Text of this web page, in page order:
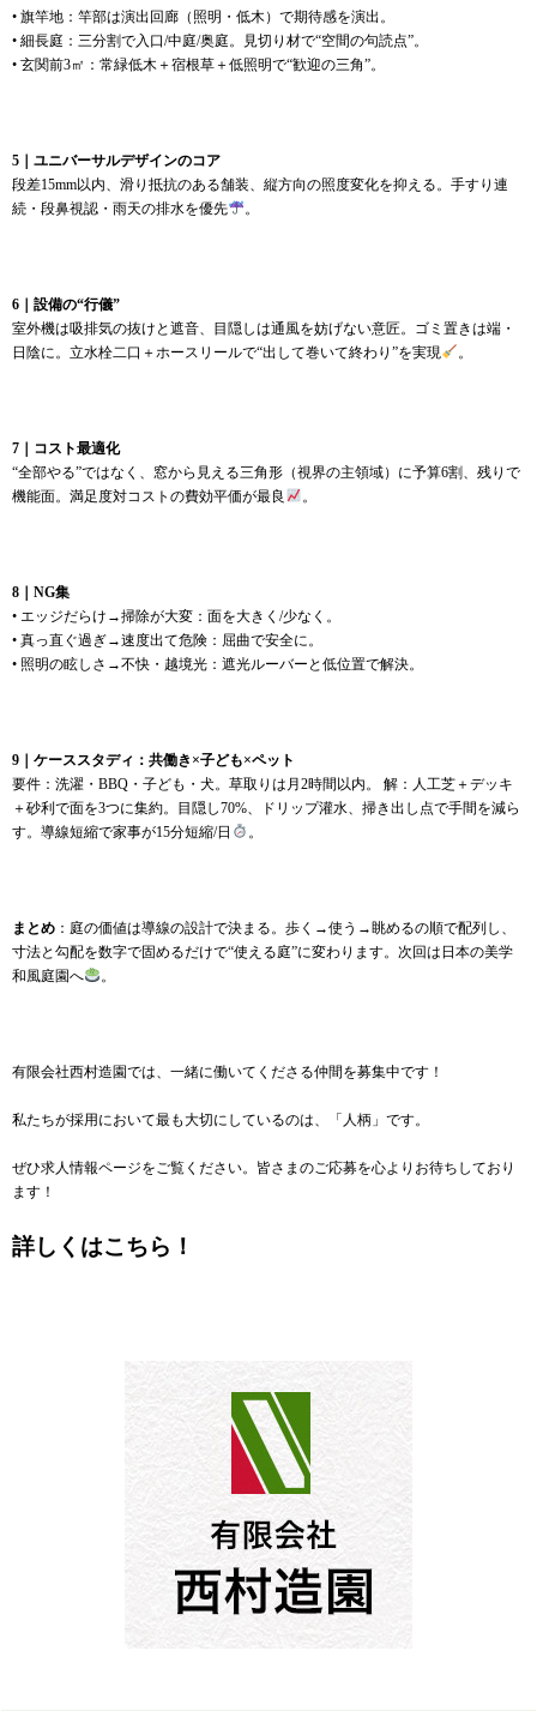
• 旗竿地：竿部は演出回廊（照明・低木）で期待感を演出。
• 細長庭：三分割で入口/中庭/奥庭。見切り材で“空間の句読点”。
• 玄関前3㎡：常緑低木＋宿根草＋低照明で“歓迎の三角”。
5｜ユニバーサルデザインのコア
段差15mm以内、滑り抵抗のある舗装、縦方向の照度変化を抑える。手すり連
続・段鼻視認・雨天の排水を優先
。
6｜設備の“行儀”
室外機は吸排気の抜けと遮音、目隠しは通風を妨げない意匠。ゴミ置きは端・
日陰に。立水栓二口＋ホースリールで“出して巻いて終わり”を実現
。
7｜コスト最適化
“全部やる”ではなく、窓から見える三角形（視界の主領域）に予算6割、残りで
機能面。満足度対コストの費効平価が最良
。
8｜NG集
• エッジだらけ→掃除が大変：面を大きく/少なく。
• 真っ直ぐ過ぎ→速度出て危険：屈曲で安全に。
• 照明の眩しさ→不快・越境光：遮光ルーバーと低位置で解決。
9｜ケーススタディ：共働き×子ども×ペット
要件：洗濯・BBQ・子ども・犬。草取りは月2時間以内。 解：人工芝＋デッキ
＋砂利で面を3つに集約。目隠し70%、ドリップ灌水、掃き出し点で手間を減ら
す。導線短縮で家事が15分短縮/日
。
まとめ ：庭の価値は導線の設計で決まる。歩く→使う→眺めるの順で配列し、
寸法と勾配を数字で固めるだけで“使える庭”に変わります。次回は日本の美学
和風庭園へ
。
有限会社西村造園では、一緒に働いてくださる仲間を募集中です！
私たちが採用において最も大切にしているのは、「人柄」です。
ぜひ求人情報ページをご覧ください。皆さまのご応募を心よりお待ちしており
ます！
詳しくはこちら！